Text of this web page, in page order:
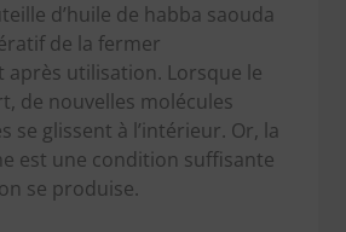
d’huile de habba saouda
de la fermer
après utilisation. Lorsque le
de nouvelles molécules
se glissent à l’intérieur. Or, la
est une condition suffisante
se produise.